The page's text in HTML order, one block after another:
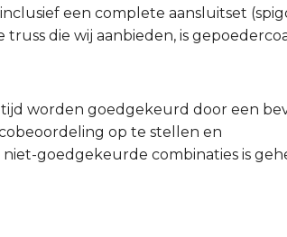
een complete aansluitset
die wij aanbieden, is
worden goedgekeurd door een
op te stellen en
goedgekeurde combinaties is